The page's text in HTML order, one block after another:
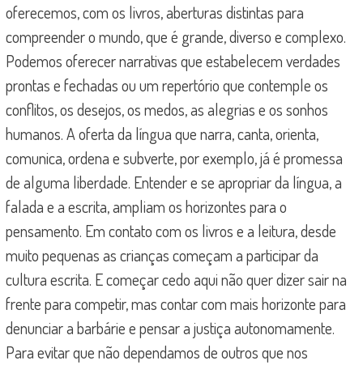
oferecemos, com os livros, aberturas distintas para
compreender o mundo, que é grande, diverso e complexo.
Podemos oferecer narrativas que estabelecem verdades
prontas e fechadas ou um repertório que contemple os
conflitos, os desejos, os medos, as alegrias e os sonhos
humanos. A oferta da língua que narra, canta, orienta,
comunica, ordena e subverte, por exemplo, já é promessa
de alguma liberdade. Entender e se apropriar da língua, a
falada e a escrita, ampliam os horizontes para o
pensamento. Em contato com os livros e a leitura, desde
muito pequenas as crianças começam a participar da
cultura escrita. E começar cedo aqui não quer dizer sair na
frente para competir, mas contar com mais horizonte para
denunciar a barbárie e pensar a justiça autonomamente.
Para evitar que não dependamos de outros que nos